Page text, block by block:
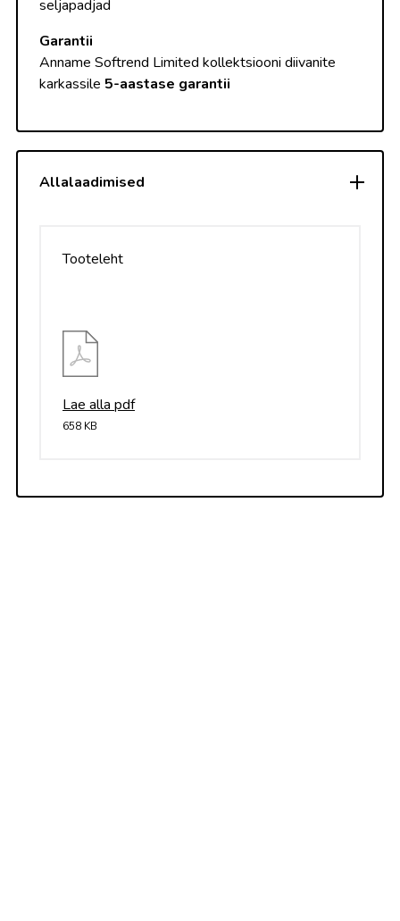
seljapadjad
Garantii
Anname Softrend Limited kollektsiooni diivanite
karkassile 5-aastase garantii
Allalaadimised
Tooteleht
Lae alla pdf
658 KB